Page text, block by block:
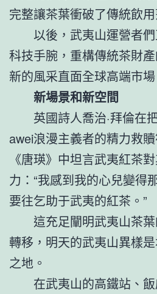
完整讓茶葉衝破了傳統飲
以後，武夷山運營者
科技手腕，重構傳統茶財
新的風采直面全球高端市場
新場景和新空間
英國詩人喬治·拜倫在
awei浪漫主義者的精力救
《唐瑛》中坦言武夷紅茶
力：“我感到我的心兒變得
要往乞助于武夷的紅茶。”
這充足闡明武夷山茶
轉移，明天的武夷山異樣
之地。
在武夷山的高鐵站、